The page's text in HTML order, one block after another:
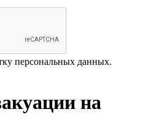
персональных данных.
на